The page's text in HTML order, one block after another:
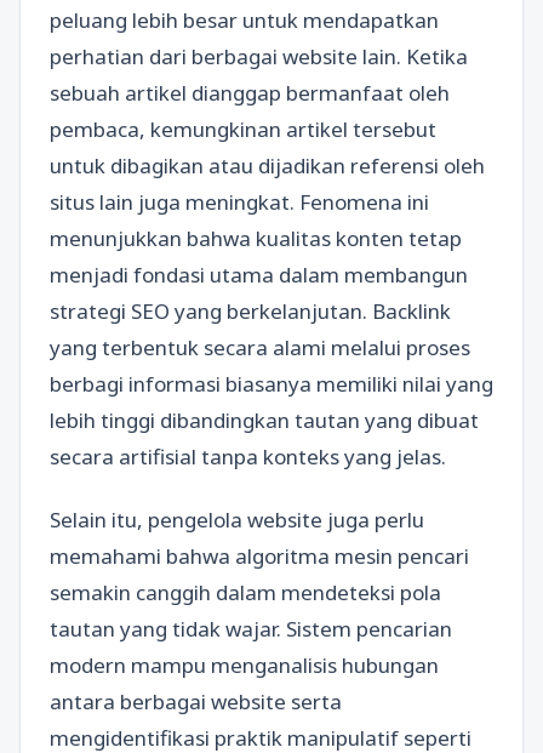
peluang lebih besar untuk mendapatkan
perhatian dari berbagai website lain. Ketika
sebuah artikel dianggap bermanfaat oleh
pembaca, kemungkinan artikel tersebut
untuk dibagikan atau dijadikan referensi oleh
situs lain juga meningkat. Fenomena ini
menunjukkan bahwa kualitas konten tetap
menjadi fondasi utama dalam membangun
strategi SEO yang berkelanjutan. Backlink
yang terbentuk secara alami melalui proses
berbagi informasi biasanya memiliki nilai yang
lebih tinggi dibandingkan tautan yang dibuat
secara artifisial tanpa konteks yang jelas.
Selain itu, pengelola website juga perlu
memahami bahwa algoritma mesin pencari
semakin canggih dalam mendeteksi pola
tautan yang tidak wajar. Sistem pencarian
modern mampu menganalisis hubungan
antara berbagai website serta
mengidentifikasi praktik manipulatif seperti